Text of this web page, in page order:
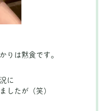
りは黙食です。
に
したが（笑）